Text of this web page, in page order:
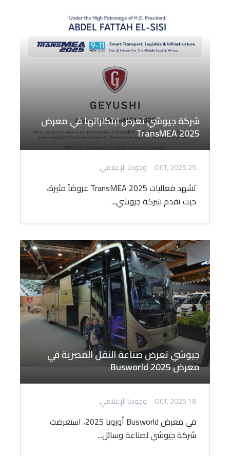
شركة جيوشي تعرض ابتكاراتها في معرض
TransMEA 2025
25 OCT, 2025 وجودنا الإعلامي
تشهد فعاليات TransMEA 2025 عروضاً مثيرة،
حيث تقدم شركة جيوشي...
جيوشي تعرض صناعة النقل المصرية في
معرض Busworld 2025
18 OCT, 2025 وجودنا الإعلامي
في معرض Busworld أوروبا 2025، استعرضت
شركة جيوشي لصناعة وسائل...